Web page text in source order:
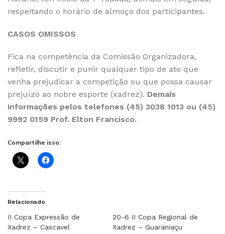
respeitando o horário de almoço dos participantes.
CASOS OMISSOS
Fica na competência da Comissão Organizadora,
refletir, discutir e punir qualquer tipo de ato que
venha prejudicar a competição ou que possa causar
prejuízo ao nobre esporte (xadrez). Demais
informações pelos telefones (45) 3038 1013 ou (45)
9992 0159 Prof. Elton Francisco.
Compartilhe isso:
Relacionado
II Copa Expressão de
Xadrez – Cascavel
20-6 II Copa Regional de
Xadrez – Guaraniaçu